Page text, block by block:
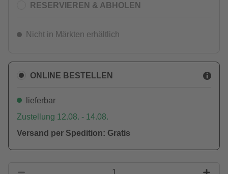
RESERVIEREN & ABHOLEN
Nicht in Märkten erhältlich
ONLINE BESTELLEN
lieferbar
Zustellung 12.08. - 14.08.
Versand per Spedition: Gratis